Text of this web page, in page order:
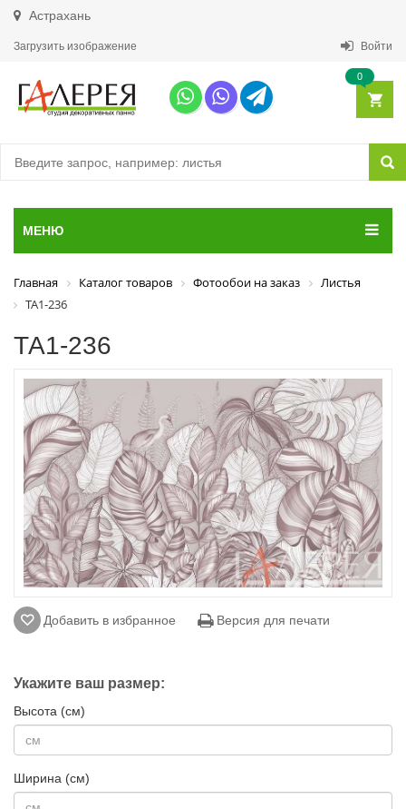
Астрахань
Загрузить изображение Войти
0
МЕНЮ
Главная Каталог товаров Фотообои на заказ
Листья
ТА1-236
ТА1-236
Добавить в избранное Версия для печати
Укажите ваш размер:
Высота (см)
Ширина (см)